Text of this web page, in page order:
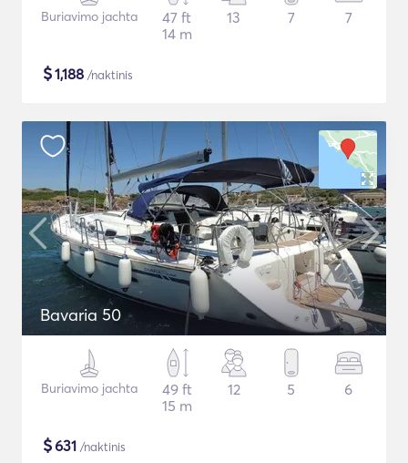
Buriavimo jachta
47 ft
14 m
13 7 7
$1,188 /naktinis
Bavaria 50
Buriavimo jachta
49 ft
15 m
12 5 6
$631 /naktinis